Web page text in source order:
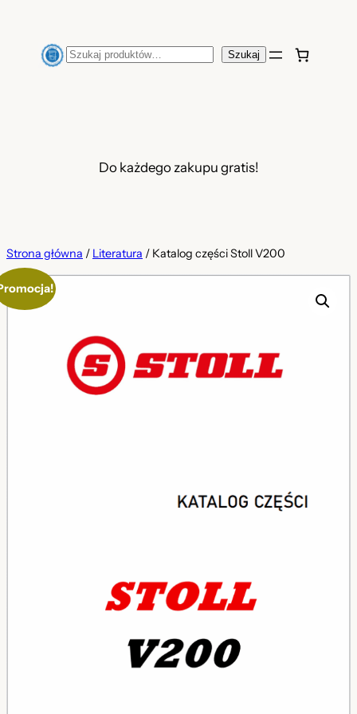
Szukaj Szukaj
Do każdego zakupu gratis!
Strona główna / Literatura / Katalog części Stoll V200